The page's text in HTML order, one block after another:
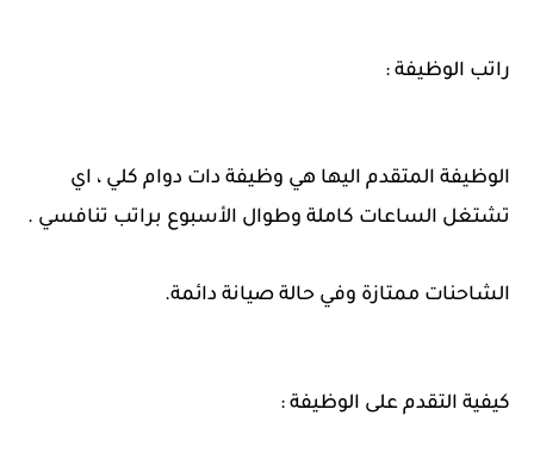
راتب الوظيفة :
الوظيفة المتقدم اليها هي وظيفة دات دوام كلي ، اي
تشتغل الساعات كاملة وطوال الأسبوع براتب تنافسي .
الشاحنات ممتازة وفي حالة صيانة دائمة.
كيفية التقدم على الوظيفة :